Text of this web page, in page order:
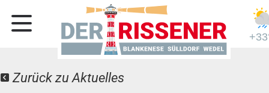
Zurück zu Aktuelles